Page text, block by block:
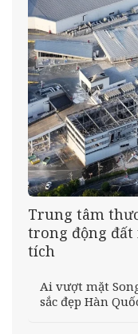
Trung tâm
trong động
tích
Ai vượt mặt
sắc đẹp Hàn